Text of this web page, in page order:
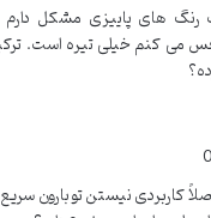
رنگ های پاییزی مشکل
کنم خیلی تیره است.
کاربردی نیستن تو بارون